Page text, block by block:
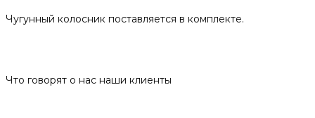
Чугунный колосник поставляется в комплекте.
Что говорят о нас наши клиенты